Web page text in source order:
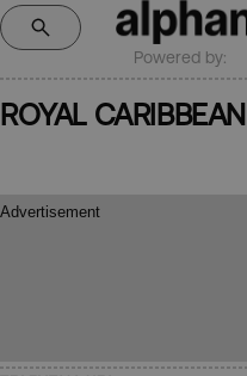
Powered by:
ROYAL CARIBBEAN